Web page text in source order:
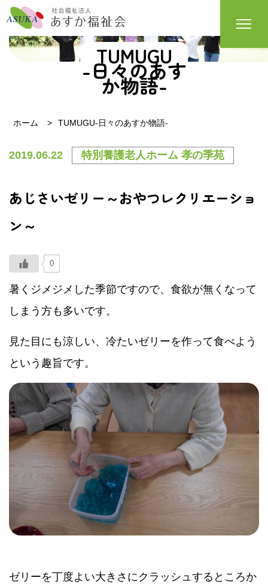
TUMUGU
-日々のあす
か物語-
ホーム TUMUGU-日々のあすか物語-
2019.06.22 特別養護老人ホーム 孝の季苑
あじさいゼリー～おやつレクリエーショ
ン～
0
暑くジメジメした季節ですので、食欲が無くなって
しまう方も多いです。
見た目にも涼しい、冷たいゼリーを作って食べよう
という趣旨です。
ゼリーを丁度よい大きさにクラッシュするところか